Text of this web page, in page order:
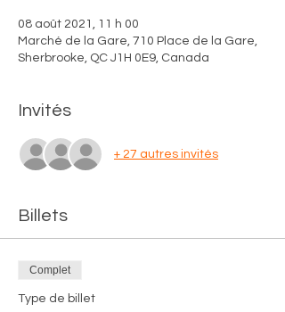
08 août 2021, 11 h 00
Marché de la Gare, 710 Place de la Gare,
Sherbrooke, QC J1H 0E9, Canada
Invités
+ 27 autres invités
Billets
Complet
Type de billet